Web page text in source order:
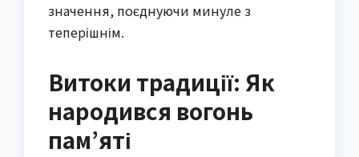
значення, поєднуючи минуле з
теперішнім.
Витоки традиції: Як
народився вогонь
пам’яті